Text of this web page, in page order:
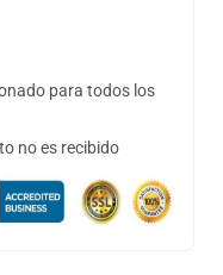
para todos los
no es recibido